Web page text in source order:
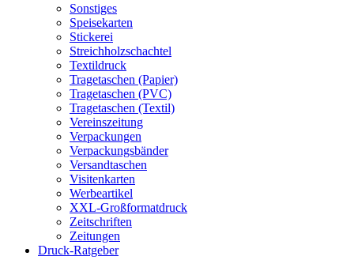
Sonstiges
Speisekarten
Stickerei
Streichholzschachtel
Textildruck
Tragetaschen (Papier)
Tragetaschen (PVC)
Tragetaschen (Textil)
Vereinszeitung
Verpackungen
Verpackungsbänder
Versandtaschen
Visitenkarten
Werbeartikel
XXL-Großformatdruck
Zeitschriften
Zeitungen
Druck-Ratgeber